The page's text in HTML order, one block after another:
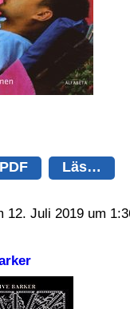
Läs…
12. Juli 2019 um